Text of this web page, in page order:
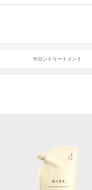
サロントリートメント